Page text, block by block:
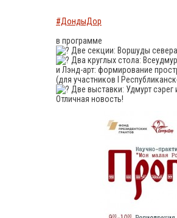
#ДондыДор
в программе
Две секции: Воршуды
Два круглых стола:
и Лэнд-арт: формирование
(для участников I
Две выставки: Удмурт
Отличная новость!